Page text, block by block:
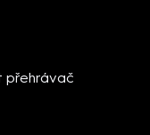
přehrávač